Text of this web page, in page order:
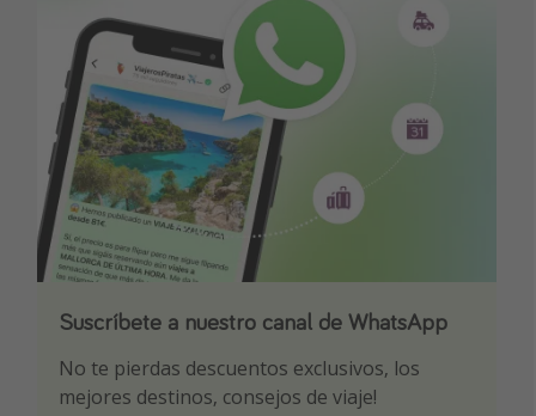
Suscríbete a nuestro canal de WhatsApp
No te pierdas descuentos exclusivos, los
mejores destinos, consejos de viaje!
Descarga nuestra app
Sé el primero en reservar nuestros chollazos
¡Suscríbete a nuestro canal de Telegram!
¡Recibe las mejores ofertas seleccionadas para
ti por nuestros expertos en viajes